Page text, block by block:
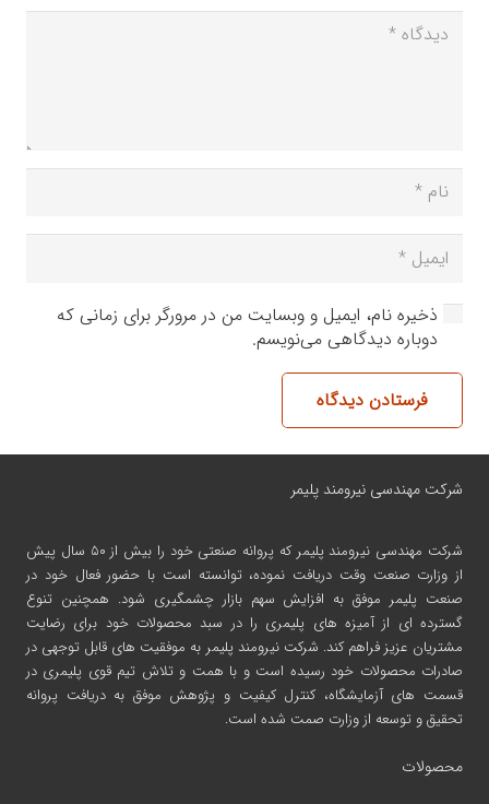
ذخیره نام، ایمیل و وبسایت من در مرورگر برای زمانی که
دوباره دیدگاهی می‌نویسم.
فرستادن دیدگاه
شرکت مهندسی نیرومند پلیمر
شرکت مهندسی نیرومند پلیمر
که پروانه صنعتی خود را بیش از ۵۰ سال پیش
از وزارت صنعت وقت دریافت نموده، توانسته است با حضور فعال خود در
صنعت پلیمر موفق به افزایش سهم بازار چشمگیری شود. همچنین تنوع
گسترده ای از آمیزه های پلیمری را در سبد محصولات خود برای رضایت
مشتریان عزیز فراهم کند. شرکت نیرومند پلیمر به موفقیت های قابل توجهی در
صادرات محصولات خود رسیده است و با همت و تلاش تیم قوی پلیمری در
قسمت های آزمایشگاه، کنترل کیفیت و پژوهش موفق به دریافت پروانه
تحقیق و توسعه از وزارت صمت شده است.
محصولات